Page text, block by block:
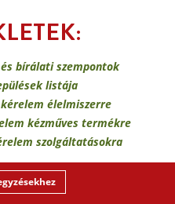
bírálati szempontok
listája
élelmiszerre
kézműves termékre
szolgáltatásokra